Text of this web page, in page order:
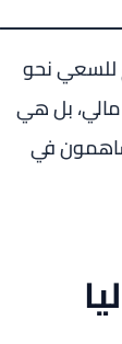
للسعي نحو
بل هي
في